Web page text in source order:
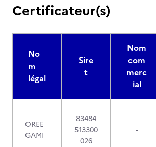
Certificateur(s)
No
m
légal
Sire
t
Nom
com
merc
ial
OREE
GAMI
83484
513300
026
-